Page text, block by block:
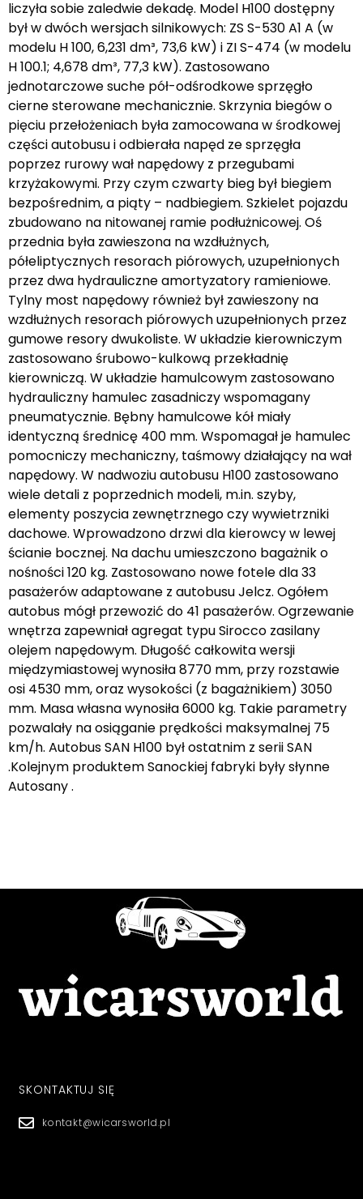
liczyła sobie zaledwie dekadę. Model H100 dostępny
był w dwóch wersjach silnikowych: ZS S-530 A1 A (w
modelu H 100, 6,231 dm³, 73,6 kW) i ZI S-474 (w modelu
H 100.1; 4,678 dm³, 77,3 kW). Zastosowano
jednotarczowe suche pół-odśrodkowe sprzęgło
cierne sterowane mechanicznie. Skrzynia biegów o
pięciu przełożeniach była zamocowana w środkowej
części autobusu i odbierała napęd ze sprzęgła
poprzez rurowy wał napędowy z przegubami
krzyżakowymi. Przy czym czwarty bieg był biegiem
bezpośrednim, a piąty – nadbiegiem. Szkielet pojazdu
zbudowano na nitowanej ramie podłużnicowej. Oś
przednia była zawieszona na wzdłużnych,
półeliptycznych resorach piórowych, uzupełnionych
przez dwa hydrauliczne amortyzatory ramieniowe.
Tylny most napędowy również był zawieszony na
wzdłużnych resorach piórowych uzupełnionych przez
gumowe resory dwukoliste. W układzie kierowniczym
zastosowano śrubowo-kulkową przekładnię
kierowniczą. W układzie hamulcowym zastosowano
hydrauliczny hamulec zasadniczy wspomagany
pneumatycznie. Bębny hamulcowe kół miały
identyczną średnicę 400 mm. Wspomagał je hamulec
pomocniczy mechaniczny, taśmowy działający na wał
napędowy. W nadwoziu autobusu H100 zastosowano
wiele detali z poprzednich modeli, m.in. szyby,
elementy poszycia zewnętrznego czy wywietrzniki
dachowe. Wprowadzono drzwi dla kierowcy w lewej
ścianie bocznej. Na dachu umieszczono bagażnik o
nośności 120 kg. Zastosowano nowe fotele dla 33
pasażerów adaptowane z autobusu Jelcz. Ogółem
autobus mógł przewozić do 41 pasażerów. Ogrzewanie
wnętrza zapewniał agregat typu Sirocco zasilany
olejem napędowym. Długość całkowita wersji
międzymiastowej wynosiła 8770 mm, przy rozstawie
osi 4530 mm, oraz wysokości (z bagażnikiem) 3050
mm. Masa własna wynosiła 6000 kg. Takie parametry
pozwalały na osiąganie prędkości maksymalnej 75
km/h. Autobus SAN H100 był ostatnim z serii SAN
.Kolejnym produktem Sanockiej fabryki były słynne
Autosany .
SKONTAKTUJ SIĘ
kontakt@wicarsworld.pl